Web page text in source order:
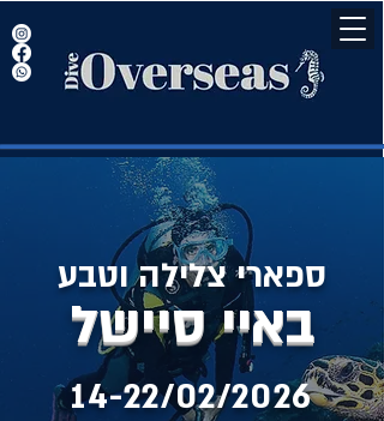
ספארי צלילה וטבע
באיי סיישל
14-22/02/2026